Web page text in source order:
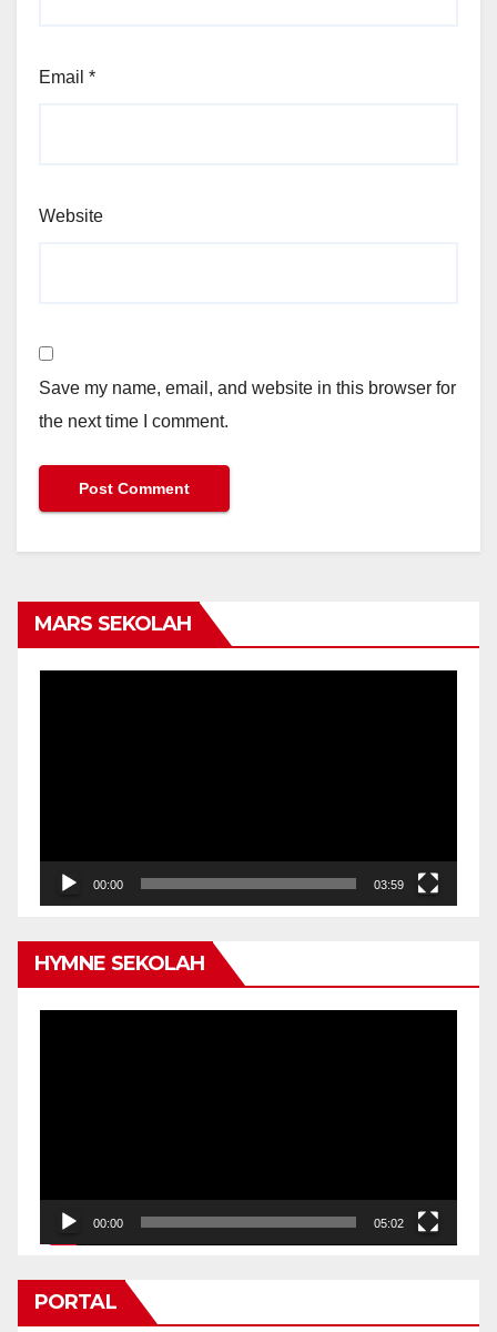
Email *
Website
Save my name, email, and website in this browser for
the next time I comment.
MARS SEKOLAH
00:00 03:59
HYMNE SEKOLAH
00:00 05:02
PORTAL